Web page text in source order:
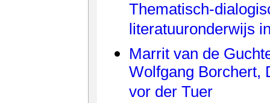
Thematisch-
literatuuronderwijs
Marrit van de
Wolfgang Borchert,
vor der Tuer